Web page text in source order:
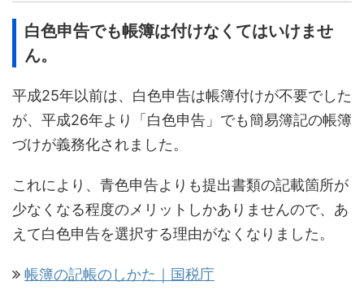
白色申告でも帳簿は付けなくてはいけませ
ん。
平成25年以前は、白色申告は帳簿付けが不要でした
が、平成26年より「白色申告」でも簡易簿記の帳簿
づけが義務化されました。
これにより、青色申告よりも提出書類の記載箇所が
少なくなる程度のメリットしかありませんので、あ
えて白色申告を選択する理由がなくなりました。
帳簿の記帳のしかた｜国税庁